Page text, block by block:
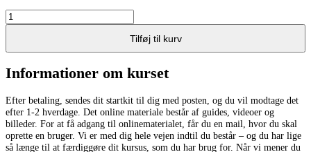
Brow
lamination
-
antal
Tilføj til kurv
Informationer om kurset
Efter betaling, sendes dit startkit til dig med posten, og du vil modtage det
efter 1-2 hverdage. Det online materiale består af guides, videoer og
billeder. For at få adgang til onlinematerialet, får du en mail, hvor du skal
oprette en bruger. Vi er med dig hele vejen indtil du består – og du har lige
så længe til at færdiggøre dit kursus, som du har brug for. Når vi mener du